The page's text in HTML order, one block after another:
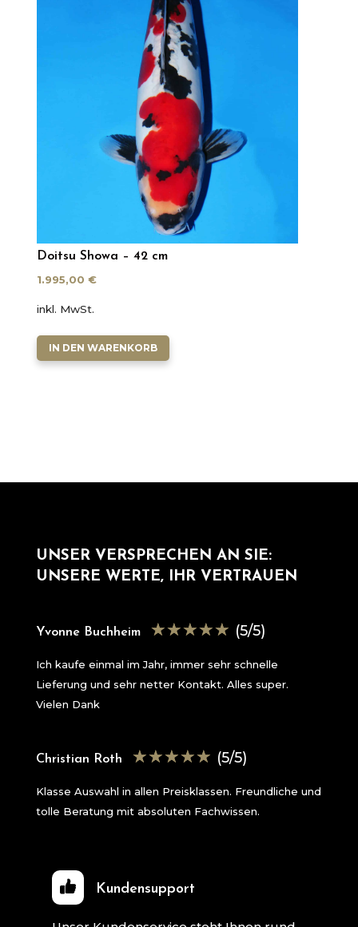
Doitsu Showa – 42 cm
1.995,00€
inkl. MwSt.
IN DEN WARENKORB
UNSER VERSPRECHEN AN SIE:
UNSERE WERTE, IHR VERTRAUEN
Yvonne Buchheim ☆☆☆☆☆ (5/5)
Ich kaufe einmal im Jahr, immer sehr schnelle
Lieferung und sehr netter Kontakt. Alles super.
Vielen Dank
Christian Roth ☆☆☆☆☆ (5/5)
Klasse Auswahl in allen Preisklassen. Freundliche und
tolle Beratung mit absoluten Fachwissen.
Kundensupport